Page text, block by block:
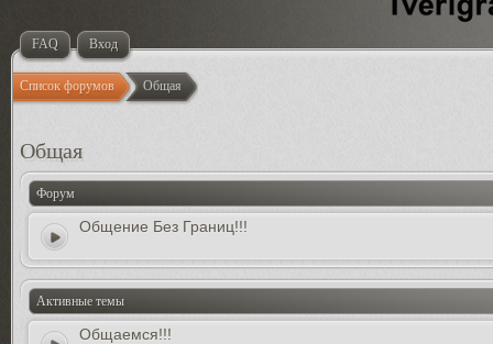
FAQ Вход
Список форумов Общая
Общая
Форум
Общение Без Границ!!!
Активные темы
Общаемся!!!